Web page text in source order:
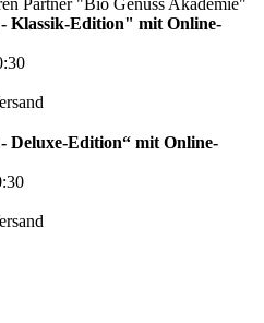
Klassik-Edition" mit Online-
Deluxe-Edition“ mit Online-